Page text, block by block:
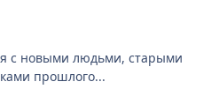
с новыми людьми, старыми
прошлого...